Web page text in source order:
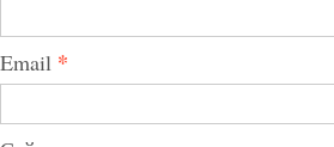
Email *